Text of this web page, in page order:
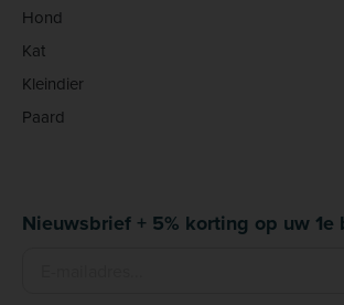
Hond
Kat
Kleindier
Paard
Nieuwsbrief + 5% korting op uw 1e